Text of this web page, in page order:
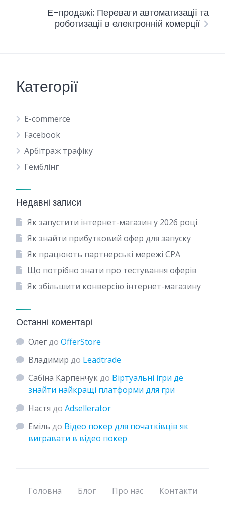
Е-продажі: Переваги автоматизації та
роботизації в електронній комерції
Категорії
E-commerce
Facebook
Арбітраж трафіку
Гемблінг
Недавні записи
Як запустити інтернет-магазин у 2026 році
Як знайти прибутковий офер для запуску
Як працюють партнерські мережі CPA
Що потрібно знати про тестування оферів
Як збільшити конверсію інтернет-магазину
Останні коментарі
Олегдо OfferStore
Владимир до Leadtrade
Сабіна Карпенчук до Віртуальні ігри де
знайти найкращі платформи для гри
Настя до Adsellerator
Еміль до Відео покер для початківців як
вигравати в відео покер
Головна Блог Про нас Контакти